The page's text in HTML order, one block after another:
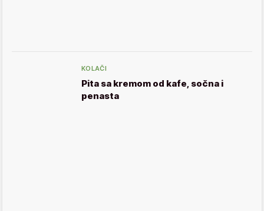
KOLAČI
Pita sa kremom od kafe, sočna i
penasta